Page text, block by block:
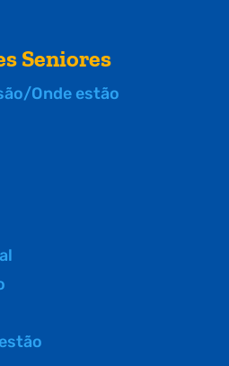
Seniores
Onde estão